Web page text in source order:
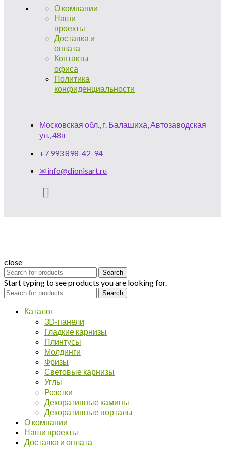
О компании
Наши
проекты
Доставка и
оплата
Контакты
офиса
Политика
конфиденциальности
Московская обл., г. Балашиха, Автозаводская
ул., 48в
+7 993 898-42-94
✉ info@dionisart.ru
close
Search
Start typing to see products you are looking for.
Search
Каталог
3D-панели
Гладкие карнизы
Плинтусы
Молдинги
Фризы
Световые карнизы
Углы
Розетки
Декоративные камины
Декоративные порталы
О компании
Наши проекты
Доставка и оплата